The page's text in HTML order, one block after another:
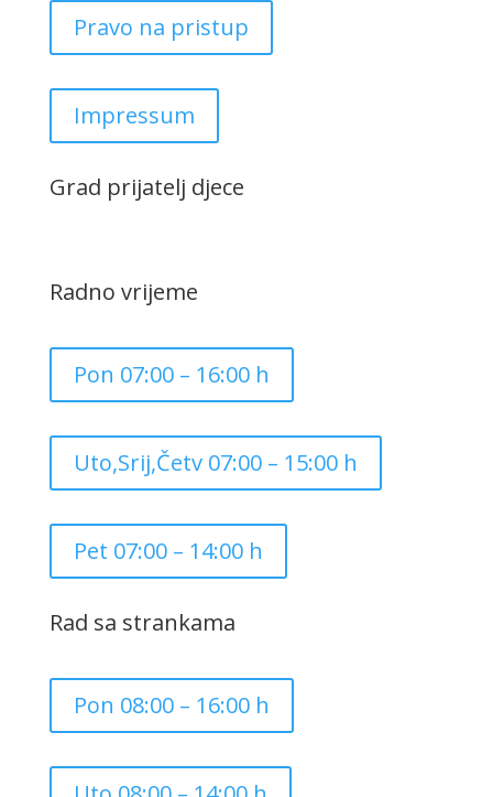
Pravo na pristup
Impressum
Grad prijatelj djece
Radno vrijeme
Pon 07:00 – 16:00 h
Uto,Srij,Četv 07:00 – 15:00 h
Pet 07:00 – 14:00 h
Rad sa strankama
Pon 08:00 – 16:00 h